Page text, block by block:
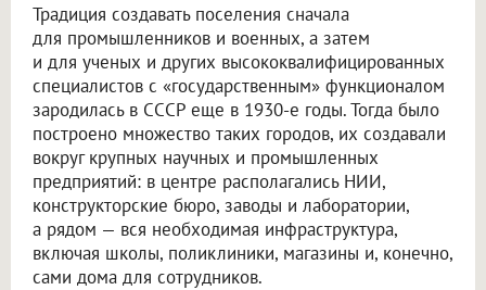
Традиция создавать поселения сначала
для промышленников и военных, а затем
и для ученых и других высококвалифицированных
специалистов с «государственным» функционалом
зародилась в СССР еще в 1930-е годы. Тогда было
построено множество таких городов, их создавали
вокруг крупных научных и промышленных
предприятий: в центре располагались НИИ,
конструкторские бюро, заводы и лаборатории,
а рядом — вся необходимая инфраструктура,
включая школы, поликлиники, магазины и, конечно,
сами дома для сотрудников.